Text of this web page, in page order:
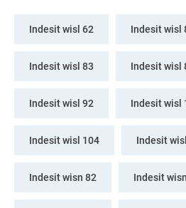
Indesit wisl 62 Indesit wisl
Indesit wisl 83 Indesit wisl
Indesit wisl 92 Indesit wisl
Indesit wisl 104 Indesit
Indesit wisn 82 Indesit